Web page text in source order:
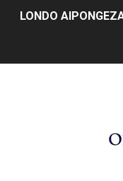
LONDO
WACHIMBAJI
DARAJA LA